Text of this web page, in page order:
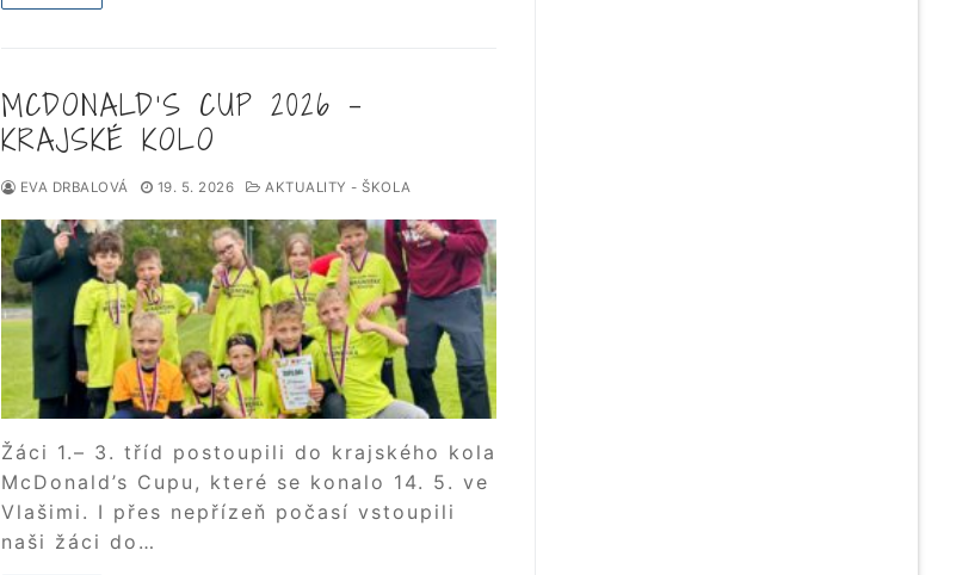
MCDONALD’S CUP 2026 –
KRAJSKÉ KOLO
EVA DRBALOVÁ 19. 5. 2026 AKTUALITY - ŠKOLA
Žáci 1.– 3. tříd postoupili do krajského kola
McDonald’s Cupu, které se konalo 14. 5. ve
Vlašimi. I přes nepřízeň počasí vstoupili
naši žáci do…